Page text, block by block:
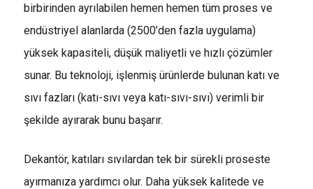
birbirinden ayrılabilen hemen hemen tüm proses ve
endüstriyel alanlarda (2500’den fazla uygulama)
yüksek kapasiteli, düşük maliyetli ve hızlı çözümler
sunar. Bu teknoloji, işlenmiş ürünlerde bulunan katı ve
sıvı fazları (katı-sıvı veya katı-sıvı-sıvı) verimli bir
şekilde ayırarak bunu başarır.
Dekantör, katıları sıvılardan tek bir sürekli proseste
ayırmanıza yardımcı olur. Daha yüksek kalitede ve